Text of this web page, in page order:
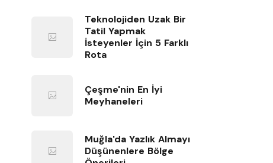
Teknolojiden Uzak Bir
Tatil Yapmak
İsteyenler İçin 5 Farklı
Rota
Çeşme'nin En İyi
Meyhaneleri
Muğla'da Yazlık Almayı
Düşünenlere Bölge